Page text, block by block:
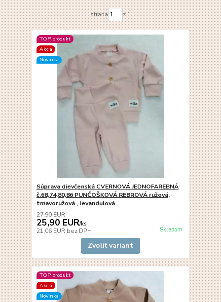
strana z 1
TOP produkt
Akcia
Novinka
Súprava dievčenská CVERNOVÁ JEDNOFAREBNÁ
č.68,74,80,86 PUNČOŠKOVÁ REBROVÁ ružová,
tmavoružová , levandulová
27,90 EUR
25,90 EUR/ks
21,06 EUR bez DPH Skladom
Zvoliť variant
TOP produkt
Akcia
Novinka